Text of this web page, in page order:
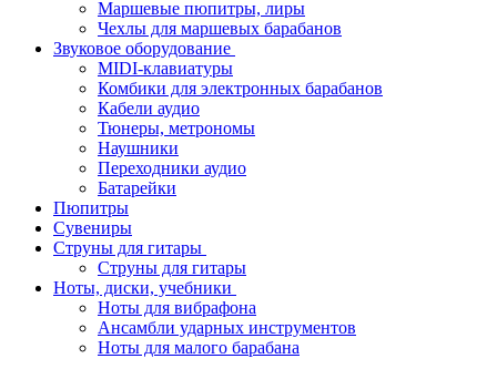
Маршевые пюпитры, лиры
Чехлы для маршевых барабанов
Звуковое оборудование
MIDI-клавиатуры
Комбики для электронных барабанов
Кабели аудио
Тюнеры, метрономы
Наушники
Переходники аудио
Батарейки
Пюпитры
Сувениры
Струны для гитары
Струны для гитары
Ноты, диски, учебники
Ноты для вибрафона
Ансамбли ударных инструментов
Ноты для малого барабана